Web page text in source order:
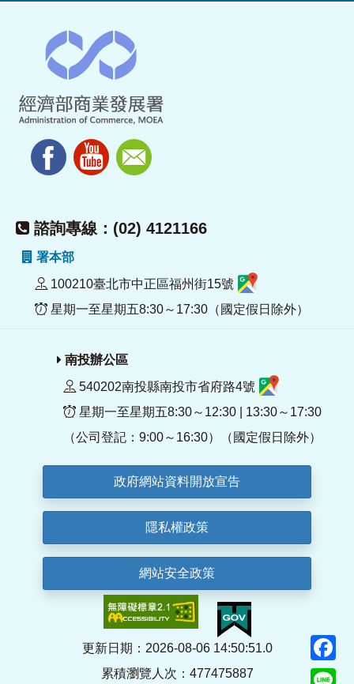
諮詢專線：(02) 4121166
署本部
100210臺北市中正區福州街15號
星期一至星期五8:30～17:30（國定假日除外）
南投辦公區
540202南投縣南投市省府路4號
星期一至星期五8:30～12:30 | 13:30～17:30
（公司登記：9:00～16:30）（國定假日除外）
政府網站資料開放宣告
隱私權政策
網站安全政策
更新日期：2026-08-06 14:50:51.0
累積瀏覽人次：477475887